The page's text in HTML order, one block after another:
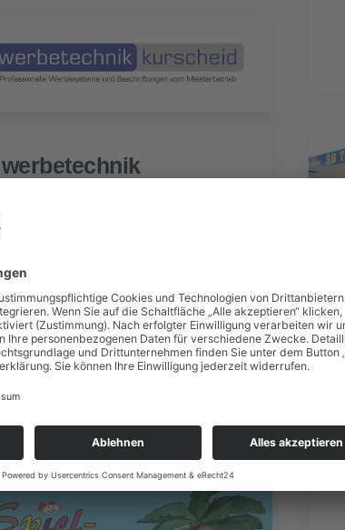
werbetechnik
51149 Köln
02203 599036
www.werbetechnik-